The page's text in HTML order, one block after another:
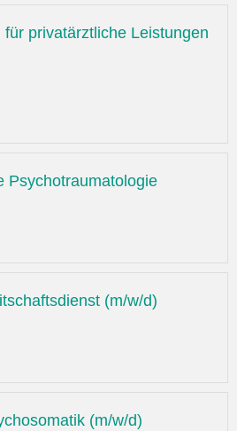
privatärztliche Leistungen
Psychotraumatologie
(m/w/d)
(m/w/d)